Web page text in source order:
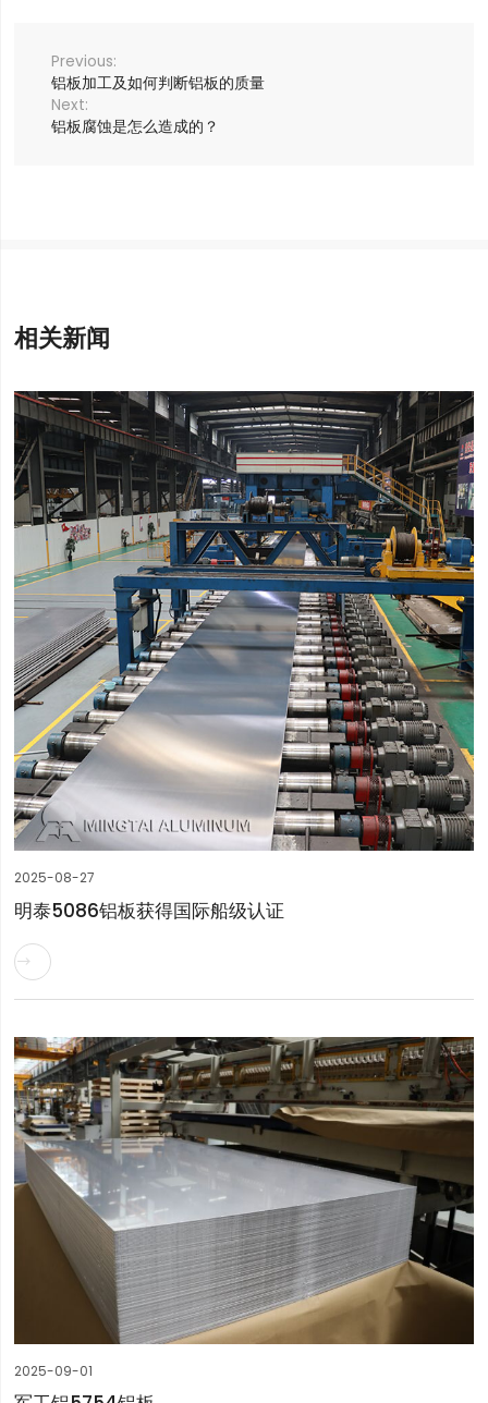
铝板加工及如何判断铝板的质量
铝板腐蚀是怎么造成的？
相关新闻
2025-08-27
明泰5086铝板获得国际船级认证

2025-09-01